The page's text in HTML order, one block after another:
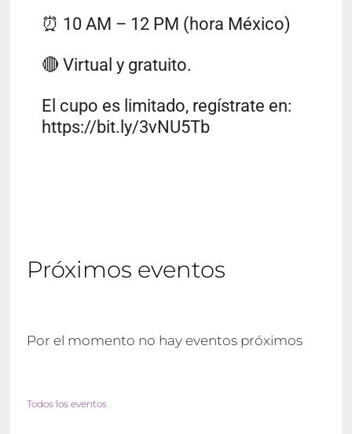
⏰ 10 AM – 12 PM (hora México)
🔴 Virtual y gratuito.
El cupo es limitado, regístrate en:
https://bit.ly/3vNU5Tb
Próximos eventos
Por el momento no hay eventos próximos
Todos los eventos